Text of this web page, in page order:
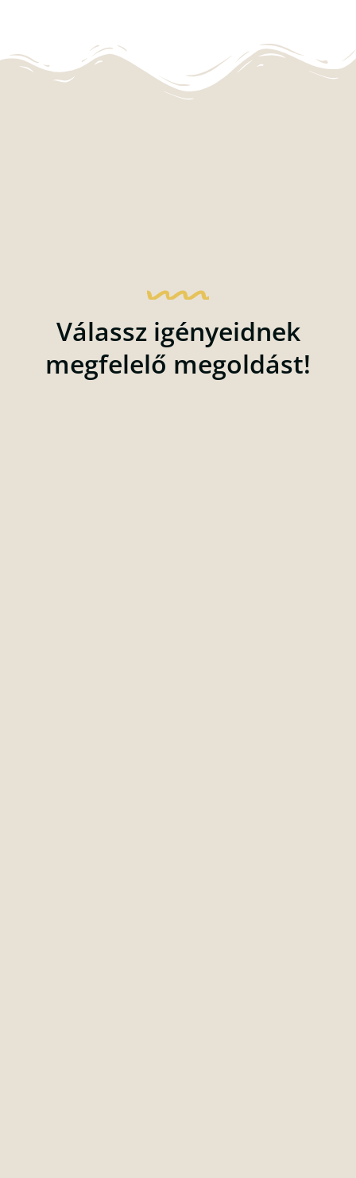
Válassz igényeidnek
megfelelő megoldást!